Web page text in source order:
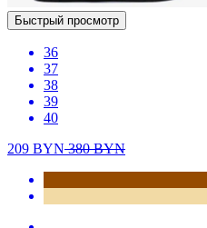
Быстрый просмотр
36
37
38
39
40
209 BYN380BYN